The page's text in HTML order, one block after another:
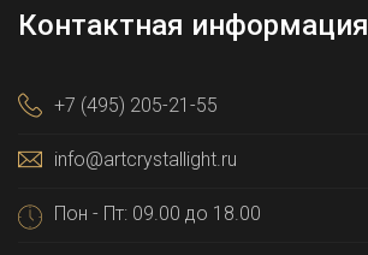
Контактная информация
+7 (495) 205-21-55
info@artcrystallight.ru
Пон - Пт: 09.00 до 18.00